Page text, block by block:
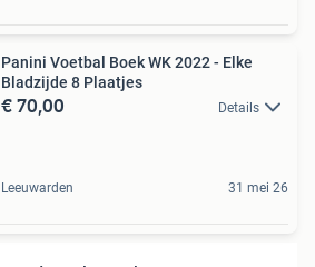
Panini Voetbal Boek WK 2022 - Elke
Bladzijde 8 Plaatjes
€ 70,00 Details
Leeuwarden 31 mei 26